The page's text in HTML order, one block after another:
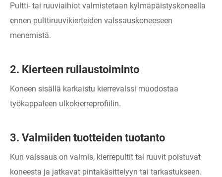
Pultti- tai ruuviaihiot valmistetaan kylmäpäistyskoneella
ennen pulttiruuvikierteiden valssauskoneeseen
menemistä.
2. Kierteen rullaustoiminto
Koneen sisällä karkaistu kierrevalssi muodostaa
työkappaleen ulkokierreprofiilin.
3. Valmiiden tuotteiden tuotanto
Kun valssaus on valmis, kierrepultit tai ruuvit poistuvat
koneesta ja jatkavat pintakäsittelyyn tai tarkastukseen.